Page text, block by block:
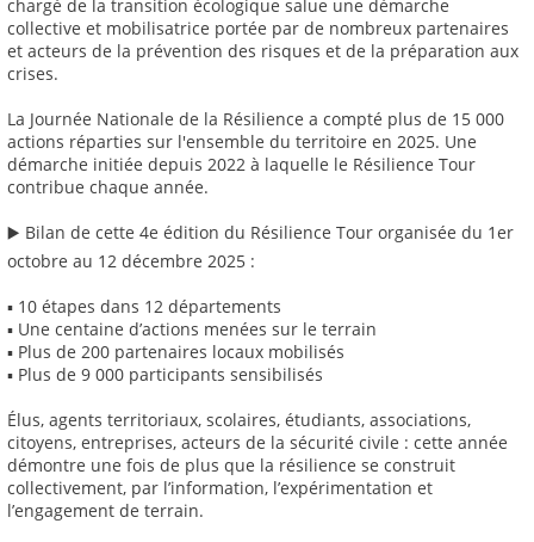
chargé de la transition écologique salue une démarche
collective et mobilisatrice portée par de nombreux partenaires
et acteurs de la prévention des risques et de la préparation aux
crises.
La Journée Nationale de la Résilience a compté plus de 15 000
actions réparties sur l'ensemble du territoire en 2025. Une
démarche initiée depuis 2022 à laquelle le Résilience Tour
contribue chaque année.
▶️ Bilan de cette 4e édition du Résilience Tour organisée du 1er
octobre au 12 décembre 2025 :
▪ 10 étapes dans 12 départements
▪ Une centaine d’actions menées sur le terrain
▪ Plus de 200 partenaires locaux mobilisés
▪ Plus de 9 000 participants sensibilisés
Élus, agents territoriaux, scolaires, étudiants, associations,
citoyens, entreprises, acteurs de la sécurité civile : cette année
démontre une fois de plus que la résilience se construit
collectivement, par l’information, l’expérimentation et
l’engagement de terrain.